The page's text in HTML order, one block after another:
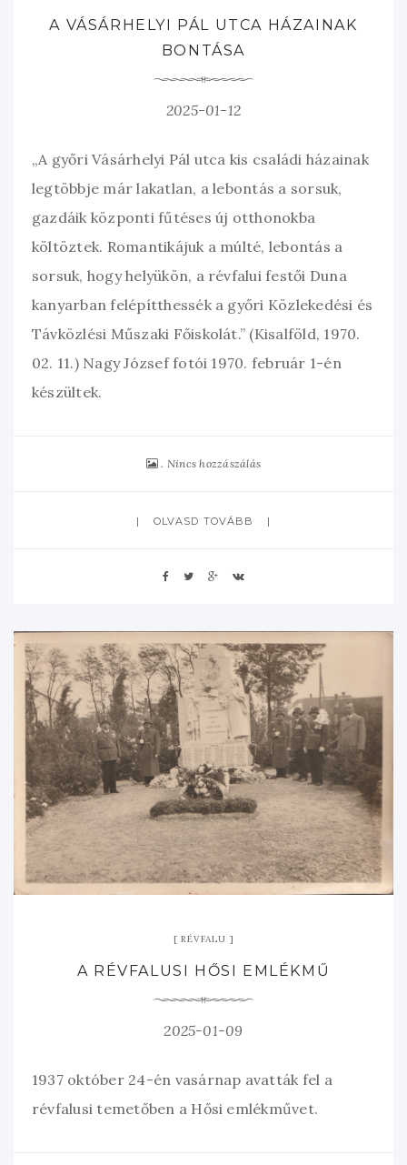
A VÁSÁRHELYI PÁL UTCA HÁZAINAK
BONTÁSA
2025-01-12
„A győri Vásárhelyi Pál utca kis családi házainak
legtöbbje már lakatlan, a lebontás a sorsuk,
gazdáik központi fűtéses új otthonokba
költöztek. Romantikájuk a múlté, lebontás a
sorsuk, hogy helyükön, a révfalui festői Duna
kanyarban felépítthessék a győri Közlekedési és
Távközlési Műszaki Főiskolát.” (Kisalföld, 1970.
02. 11.) Nagy József fotói 1970. február 1-én
készültek.
Nincs hozzászálás
OLVASD TOVÁBB
RÉVFALU
A RÉVFALUSI HŐSI EMLÉKMŰ
2025-01-09
1937 október 24-én vasárnap avatták fel a
révfalusi temetőben a Hősi emlékművet.